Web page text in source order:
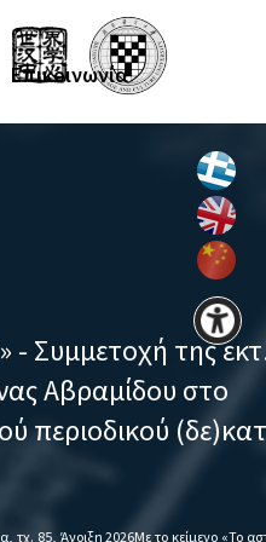
Επικοινωνία
εκτ.
στην